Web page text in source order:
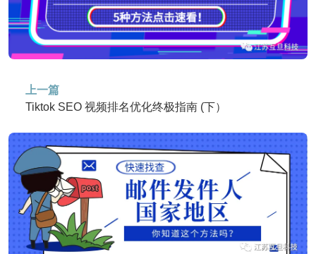
上一篇
Tiktok SEO 视频排名优化终极指南 (下）